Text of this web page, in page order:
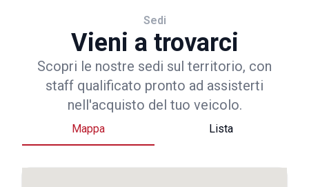
Sedi
Vieni a trovarci
Scopri le nostre sedi sul territorio, con
staff qualificato pronto ad assisterti
nell'acquisto del tuo veicolo.
Mappa Lista